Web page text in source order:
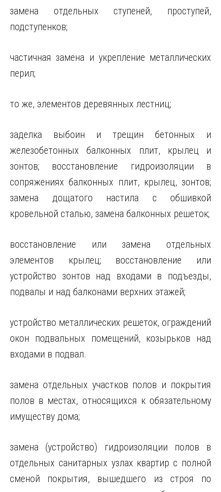
замена отдельных ступеней, проступей,
подступенков;
частичная замена и укрепление металлических
перил;
то же, элементов деревянных лестниц;
заделка выбоин и трещин бетонных и
железобетонных балконных плит, крылец и
зонтов; восстановление гидроизоляции в
сопряжениях балконных плит, крылец, зонтов;
замена дощатого настила с обшивкой
кровельной сталью, замена балконных решеток;
восстановление или замена отдельных
элементов крылец; восстановление или
устройство зонтов над входами в подъезды,
подвалы и над балконами верхних этажей;
устройство металлических решеток, ограждений
окон подвальных помещений, козырьков над
входами в подвал.
замена отдельных участков полов и покрытия
полов в местах, относящихся к обязательному
имуществу дома;
замена (устройство) гидроизоляции полов в
отдельных санитарных узлах квартир с полной
сменой покрытия, вышедшего из строя по